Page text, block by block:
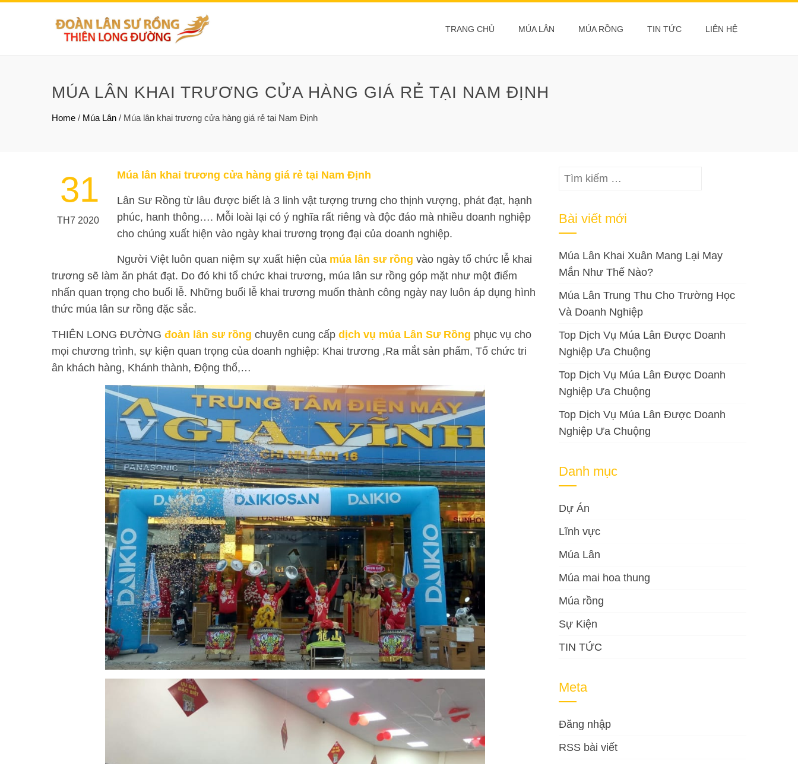
TRANG CHỦ MÚA LÂN MÚA RỒNG TIN TỨC LIÊN HỆ
MÚA LÂN KHAI TRƯƠNG CỬA HÀNG GIÁ RẺ TẠI NAM ĐỊNH
Home / Múa Lân / Múa lân khai trương cửa hàng giá rẻ tại Nam Định
31
TH7 2020
Múa lân khai trương cửa hàng giá rẻ tại Nam Định
Lân Sư Rồng từ lâu được biết là 3 linh vật tượng trưng cho thịnh vượng, phát đạt, hạnh
phúc, hanh thông…. Mỗi loài lại có ý nghĩa rất riêng và độc đáo mà nhiều doanh nghiệp
cho chúng xuất hiện vào ngày khai trương trọng đại của doanh nghiệp.
Người Việt luôn quan niệm sự xuất hiện của múa lân sư rồng vào ngày tổ chức lễ khai
trương sẽ làm ăn phát đạt. Do đó khi tổ chức khai trương, múa lân sư rồng góp mặt như một điểm
nhấn quan trọng cho buổi lễ. Những buổi lễ khai trương muốn thành công ngày nay luôn áp dụng hình
thức múa lân sư rồng đặc sắc.
THIÊN LONG ĐƯỜNG đoàn lân sư rồng chuyên cung cấp dịch vụ múa Lân Sư Rồng phục vụ cho
mọi chương trình, sự kiện quan trọng của doanh nghiệp: Khai trương ,Ra mắt sản phẩm, Tổ chức tri
ân khách hàng, Khánh thành, Động thổ,…
Tìm
Bài viết mới
Múa Lân Khai Xuân Mang Lại May
Mắn Như Thế Nào?
Múa Lân Trung Thu Cho Trường Học
Và Doanh Nghiệp
Top Dịch Vụ Múa Lân Được Doanh
Nghiệp Ưa Chuộng
Top Dịch Vụ Múa Lân Được Doanh
Nghiệp Ưa Chuộng
Top Dịch Vụ Múa Lân Được Doanh
Nghiệp Ưa Chuộng
Danh mục
Dự Án
Lĩnh vực
Múa Lân
Múa mai hoa thung
Múa rồng
Sự Kiện
TIN TỨC
Meta
Đăng nhập
RSS bài viết